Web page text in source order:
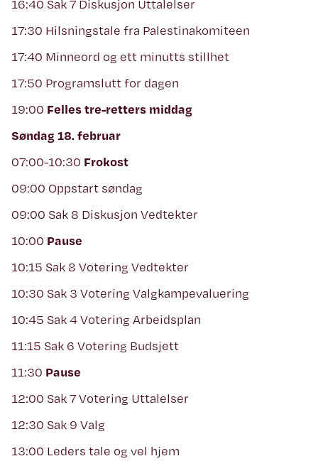
16:40 Sak 7 Diskusjon Uttalelser
17:30 Hilsningstale fra Palestinakomiteen
17:40 Minneord og ett minutts stillhet
17:50 Programslutt for dagen
19:00 Felles tre-retters middag
Søndag 18. februar
07:00-10:30 Frokost
09:00 Oppstart søndag
09:00 Sak 8 Diskusjon Vedtekter
10:00 Pause
10:15 Sak 8 Votering Vedtekter
10:30 Sak 3 Votering Valgkampevaluering
10:45 Sak 4 Votering Arbeidsplan
11:15 Sak 6 Votering Budsjett
11:30 Pause
12:00 Sak 7 Votering Uttalelser
12:30 Sak 9 Valg
13:00 Leders tale og vel hjem